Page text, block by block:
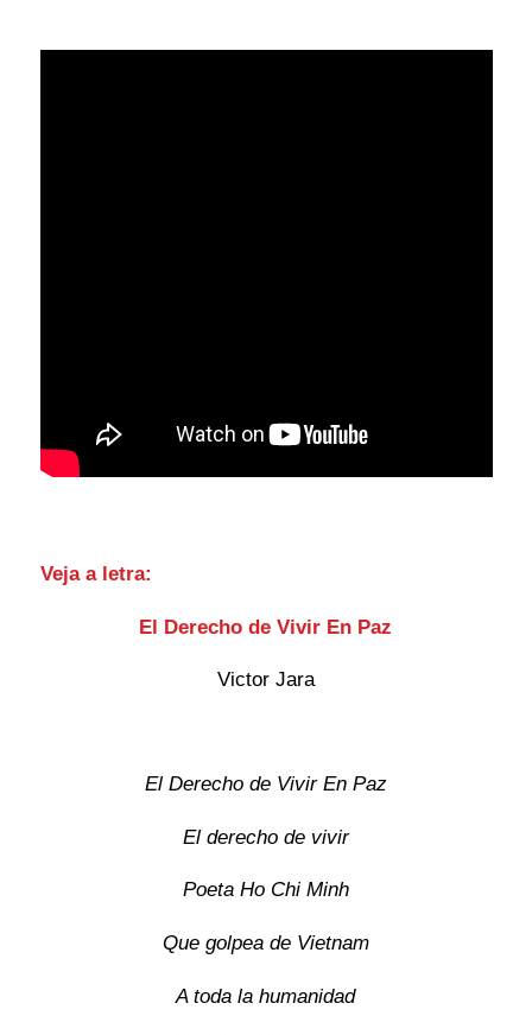
Veja a letra:
El Derecho de Vivir En Paz
Victor Jara
El Derecho de Vivir En Paz
El derecho de vivir
Poeta Ho Chi Minh
Que golpea de Vietnam
A toda la humanidad